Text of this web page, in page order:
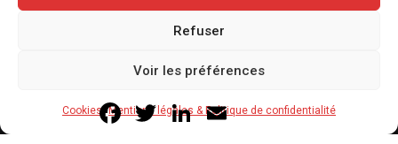
Refuser
Voir les préférences
Cookies Mentions légales & Politique de confidentialité
Mentions légales & Politique de confidentialité
Cookies
FacebookTwitterLinkedInEmail